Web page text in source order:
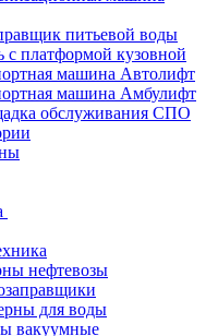
питьевой воды
платформой кузовной
машина Автолифт
машина Амбулифт
обслуживания СПО
нефтевозы
для воды
вакуумные